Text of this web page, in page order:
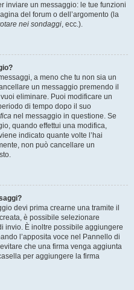
inviare un messaggio: le tue funzioni
del forum o dell’argomento (la
nei sondaggi, ecc.).
a meno che tu non sia un
un messaggio premendo il
eliminare. Puoi modificare un
di tempo dopo il suo
nel messaggio in questione. Se
quando effettui una modifica,
indicato quante volte l’hai
non può cancellare un
devi prima crearne una tramite il
è possibile selezionare
invio. È inoltre possibile aggiungere
l’apposita voce nel Pannello di
che una firma venga aggiunta
per aggiungere la firma